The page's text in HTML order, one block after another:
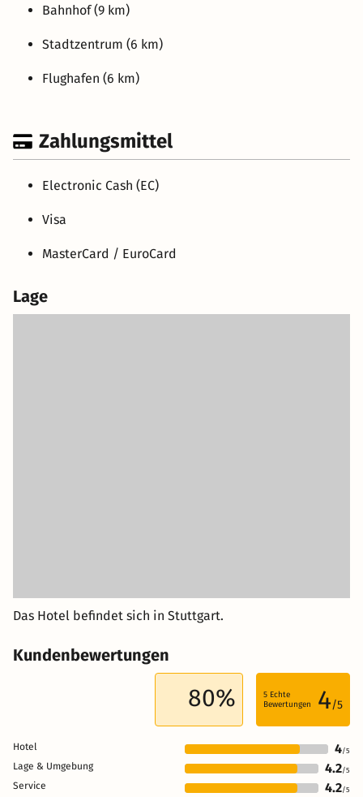
Bahnhof (9 km)
Stadtzentrum (6 km)
Flughafen (6 km)
Zahlungsmittel
Electronic Cash (EC)
Visa
MasterCard / EuroCard
Lage
Das Hotel befindet sich in Stuttgart.
Kundenbewertungen
80% 5 Echte
Bewertungen
4/5
Hotel 4/5
Lage & Umgebung 4.2/5
Service 4.2/5